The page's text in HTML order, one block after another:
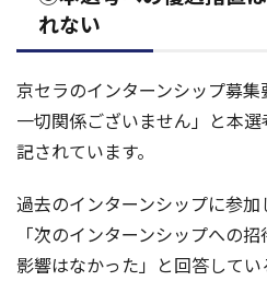
れない
京セラのインターンシップ募
一切関係ございません」と本
記されています。
過去のインターンシップに参加
「次のインターンシップへの
影響はなかった」と回答して